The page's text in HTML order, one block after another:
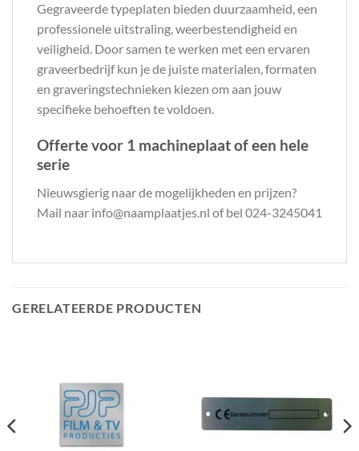
Gegraveerde typeplaten bieden duurzaamheid, een
professionele uitstraling, weerbestendigheid en
veiligheid. Door samen te werken met een ervaren
graveerbedrijf kun je de juiste materialen, formaten
en graveringstechnieken kiezen om aan jouw
specifieke behoeften te voldoen.
Offerte voor 1 machineplaat of een hele
serie
Nieuwsgierig naar de mogelijkheden en prijzen?
Mail naar info@naamplaatjes.nl of bel 024-3245041
GERELATEERDE PRODUCTEN